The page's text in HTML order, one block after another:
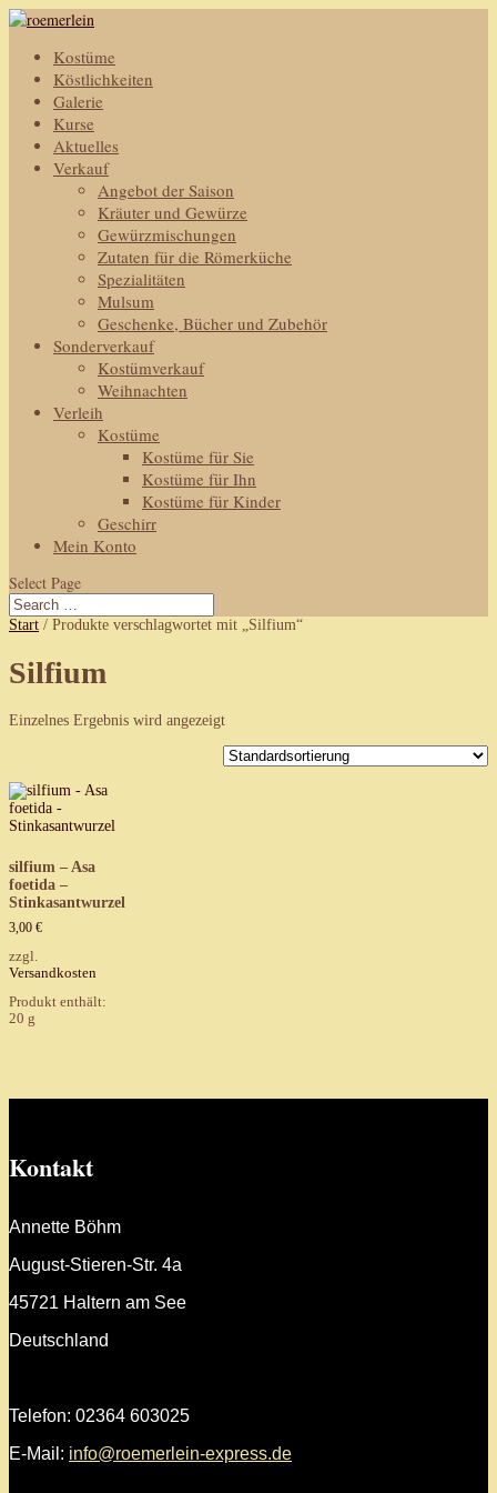
Kostüme
Köstlichkeiten
Galerie
Kurse
Aktuelles
Verkauf
Angebot der Saison
Kräuter und Gewürze
Gewürzmischungen
Zutaten für die Römerküche
Spezialitäten
Mulsum
Geschenke, Bücher und Zubehör
Sonderverkauf
Kostümverkauf
Weihnachten
Verleih
Kostüme
Kostüme für Sie
Kostüme für Ihn
Kostüme für Kinder
Geschirr
Mein Konto
Select Page
Start / Produkte verschlagwortet mit „Silfium“
Silfium
Einzelnes Ergebnis wird angezeigt
silfium – Asa
foetida –
Stinkasantwurzel
3,00 €
zzgl.
Versandkosten
Produkt enthält:
20 g
Kontakt
Annette Böhm
August-Stieren-Str. 4a
45721 Haltern am See
Deutschland
Telefon: 02364 603025
E-Mail: info@roemerlein-express.de